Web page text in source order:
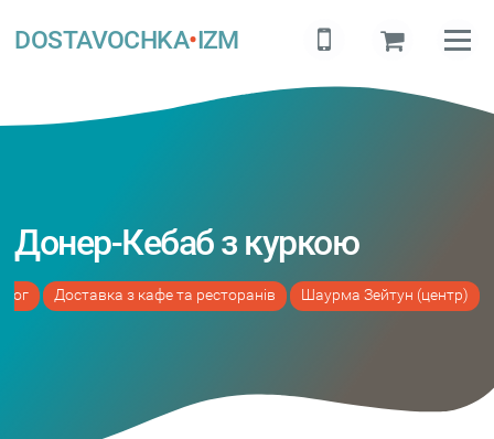
DOSTAVOCHKA•IZM
Донер-Кебаб з куркою
Доставка з кафе та ресторанів Шаурма Зейтун (центр)